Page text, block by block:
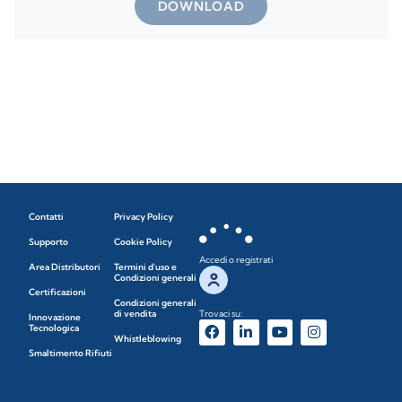
DOWNLOAD
Contatti
Supporto
Area Distributori
Certificazioni
Innovazione
Tecnologica
Smaltimento Rifiuti
Privacy Policy
Cookie Policy
Termini d'uso e
Condizioni generali
Condizioni generali
di vendita
Whistleblowing
Accedi o registrati
Trovaci su: